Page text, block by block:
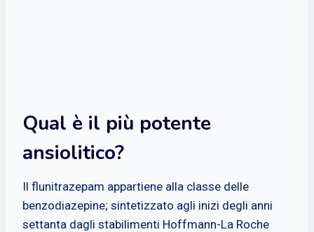
Qual è il più potente
ansiolitico?
Il flunitrazepam appartiene alla classe delle
benzodiazepine; sintetizzato agli inizi degli anni
settanta dagli stabilimenti Hoffmann-La Roche